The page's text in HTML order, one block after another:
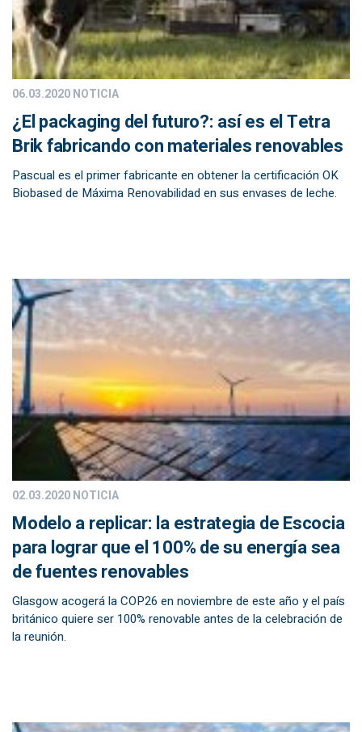
06.03.2020NOTICIA
¿El packaging del futuro?: así es el Tetra
Brik fabricando con materiales renovables
Pascual es el primer fabricante en obtener la certificación OK
Biobased de Máxima Renovabilidad en sus envases de leche.
02.03.2020NOTICIA
Modelo a replicar: la estrategia de Escocia
para lograr que el 100% de su energía sea
de fuentes renovables
Glasgow acogerá la COP26 en noviembre de este año y el país
británico quiere ser 100% renovable antes de la celebración de
la reunión.